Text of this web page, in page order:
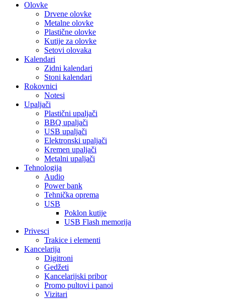
Olovke
Drvene olovke
Metalne olovke
Plastične olovke
Kutije za olovke
Setovi olovaka
Kalendari
Zidni kalendari
Stoni kalendari
Rokovnici
Notesi
Upaljači
Plastični upaljači
BBQ upaljači
USB upaljači
Elektronski upaljači
Kremen upaljači
Metalni upaljači
Tehnologija
Audio
Power bank
Tehnička oprema
USB
Poklon kutije
USB Flash memorija
Privesci
Trakice i elementi
Kancelarija
Digitroni
Gedžeti
Kancelarijski pribor
Promo pultovi i panoi
Vizitari